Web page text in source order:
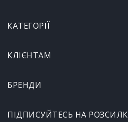
КАТЕГОРІЇ
КЛІЄНТАМ
БРЕНДИ
ПІДПИСУЙТЕСЬ НА